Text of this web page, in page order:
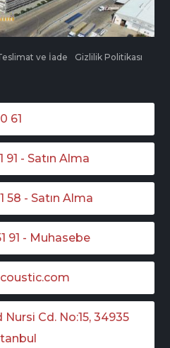
ve İade Gizlilik Politikası
61
91 - Satın Alma
58 - Satın Alma
91 - Muhasebe
Cd. No:15, 34935